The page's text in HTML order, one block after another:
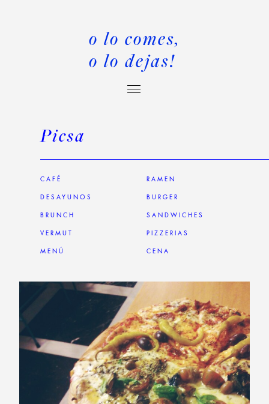
o lo comes,
o lo dejas!
Picsa
CAFÉ
DESAYUNOS
BRUNCH
VERMUT
MENÚ
RAMEN
BURGER
SANDWICHES
PIZZERIAS
CENA